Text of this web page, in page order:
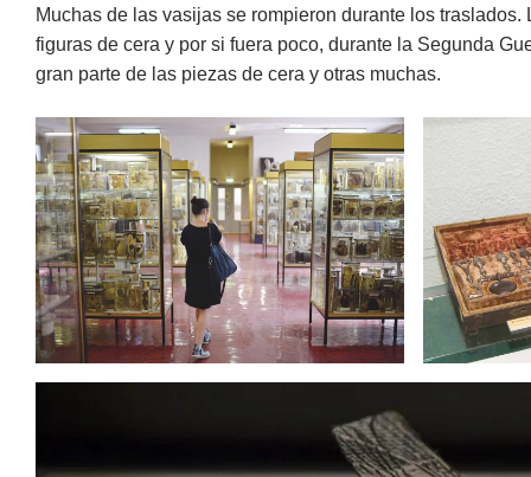
Muchas de las vasijas se rompieron durante los traslados.
figuras de cera y por si fuera poco, durante la Segunda
gran parte de las piezas de cera y otras muchas.